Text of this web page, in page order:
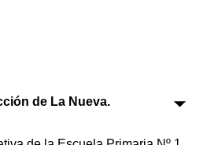
de La Nueva.